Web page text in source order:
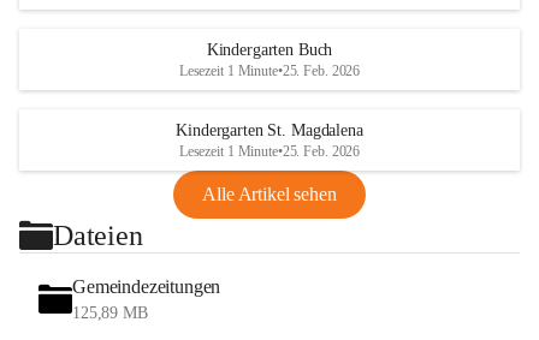
Kindergarten Buch
Lesezeit 1 Minute•25. Feb. 2026
Kindergarten St. Magdalena
Lesezeit 1 Minute•25. Feb. 2026
Alle Artikel sehen
Dateien
Gemeindezeitungen
125,89 MB